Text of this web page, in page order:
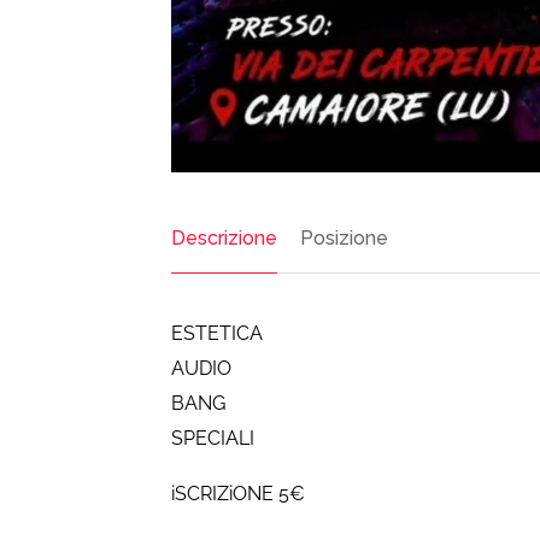
Descrizione Posizione
ESTETICA
AUDIO
BANG
SPECIALI
iSCRIZiONE 5€